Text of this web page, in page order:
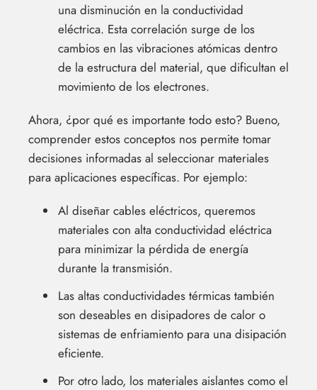
una disminución en la conductividad
eléctrica. Esta correlación surge de los
cambios en las vibraciones atómicas dentro
de la estructura del material, que dificultan el
movimiento de los electrones.
Ahora, ¿por qué es importante todo esto? Bueno,
comprender estos conceptos nos permite tomar
decisiones informadas al seleccionar materiales
para aplicaciones específicas. Por ejemplo:
Al diseñar cables eléctricos, queremos
materiales con alta conductividad eléctrica
para minimizar la pérdida de energía
durante la transmisión.
Las altas conductividades térmicas también
son deseables en disipadores de calor o
sistemas de enfriamiento para una disipación
eficiente.
Por otro lado, los materiales aislantes como el